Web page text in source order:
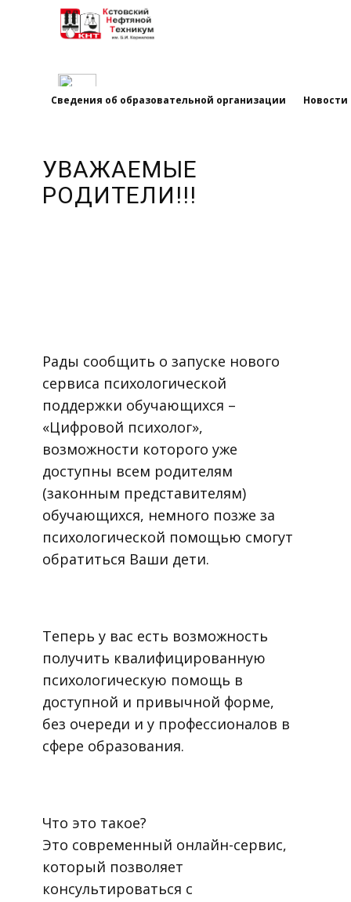
Сведения об образовательной организации Новости
УВАЖАЕМЫЕ
РОДИТЕЛИ!!!
Рады сообщить о запуске нового
сервиса психологической
поддержки обучающихся –
«Цифровой психолог»,
возможности которого уже
доступны всем родителям
(законным представителям)
обучающихся, немного позже за
психологической помощью смогут
обратиться Ваши дети.
Теперь у вас есть возможность
получить квалифицированную
психологическую помощь в
доступной и привычной форме,
без очереди и у профессионалов в
сфере образования.
Что это такое?
Это современный онлайн-сервис,
который позволяет
консультироваться с